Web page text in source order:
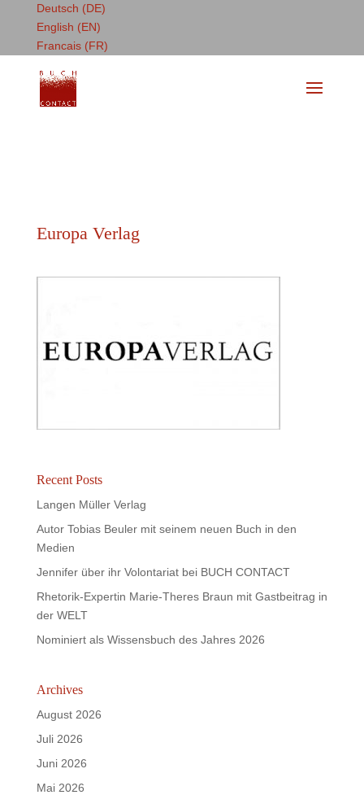
Deutsch (DE)
English (EN)
Francais (FR)
Europa Verlag
Recent Posts
Langen Müller Verlag
Autor Tobias Beuler mit seinem neuen Buch in den
Medien
Jennifer über ihr Volontariat bei BUCH CONTACT
Rhetorik-Expertin Marie-Theres Braun mit Gastbeitrag in
der WELT
Nominiert als Wissensbuch des Jahres 2026
Archives
August 2026
Juli 2026
Juni 2026
Mai 2026